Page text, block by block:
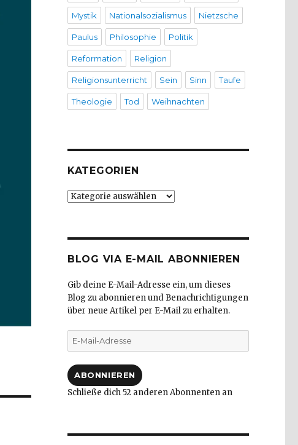
Mystik Nationalsozialismus Nietzsche
Paulus Philosophie Politik
Reformation Religion
Religionsunterricht Sein Sinn Taufe
Theologie Tod Weihnachten
KATEGORIEN
Kategorien
BLOG VIA E-MAIL ABONNIEREN
Gib deine E-Mail-Adresse ein, um dieses
Blog zu abonnieren und Benachrichtigungen
über neue Artikel per E-Mail zu erhalten.
E-
Mail-
ABONNIEREN
Schließe dich 52 anderen Abonnenten an